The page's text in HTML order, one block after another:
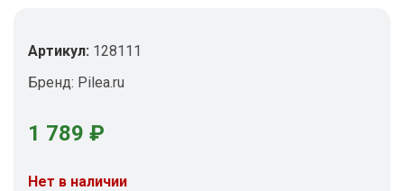
Артикул: 128111
Бренд: Pilea.ru
1 789 ₽
Нет в наличии